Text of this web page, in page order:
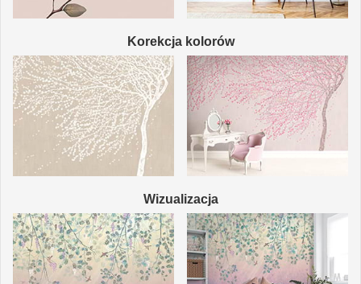
Korekcja kolorów
Wizualizacja